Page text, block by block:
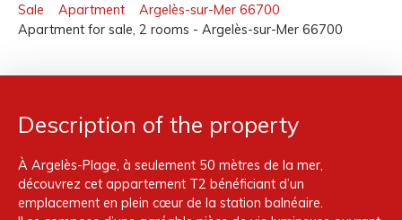
Sale Apartment
Argelès-sur-Mer 66700
Apartment for sale, 2 rooms - Argelès-sur-Mer 66700
Description of the property
À Argelès-Plage, à seulement 50 mètres de la mer,
découvrez cet appartement T2 bénéficiant d’un
emplacement en plein cœur de la station balnéaire.